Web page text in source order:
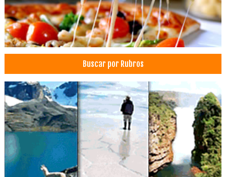
Fisioterapia
Kinesiología
Helados
Médicos Traumatólogos
Ortopedias
Restaurantes: Comida Internacional
Restaurantes: Comida Italiana
Gastronomía
Restaurantes
Buscar por Rubros